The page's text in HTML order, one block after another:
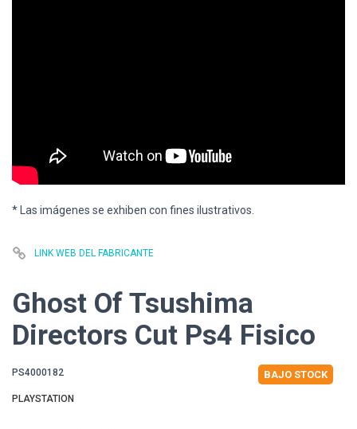
* Las imágenes se exhiben con fines ilustrativos.
LINK WEB DEL FABRICANTE
Ghost Of Tsushima
Directors Cut Ps4 Fisico
PS4000182 BAJO STOCK
PLAYSTATION